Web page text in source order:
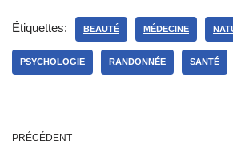
Étiquettes: BEAUTÉ MÉDECINE
PSYCHOLOGIE RANDONNÉE SANTÉ
PRÉCÉDENT